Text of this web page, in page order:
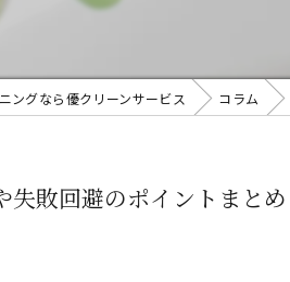
ングなら優クリーンサービス コラム
失敗回避のポイントまとめ